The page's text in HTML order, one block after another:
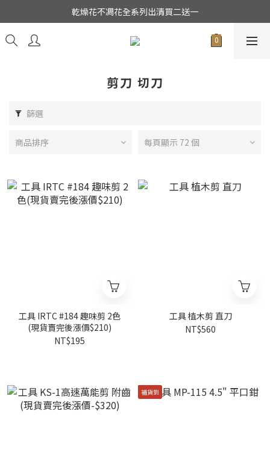
★日本東京堂花材系列全面出清特價中★
乾燥花不凋花全系列出清買二送一
★日本東京堂花材系列全面出清特價中★
剪刀 切刀
篩選
商品排序 每頁顯示 72 個
工具 IRTC #184 趣味剪 2色
(現貨賣完後漲價$210)
NT$195
工具 植木剪 直刀
NT$560
補貨到